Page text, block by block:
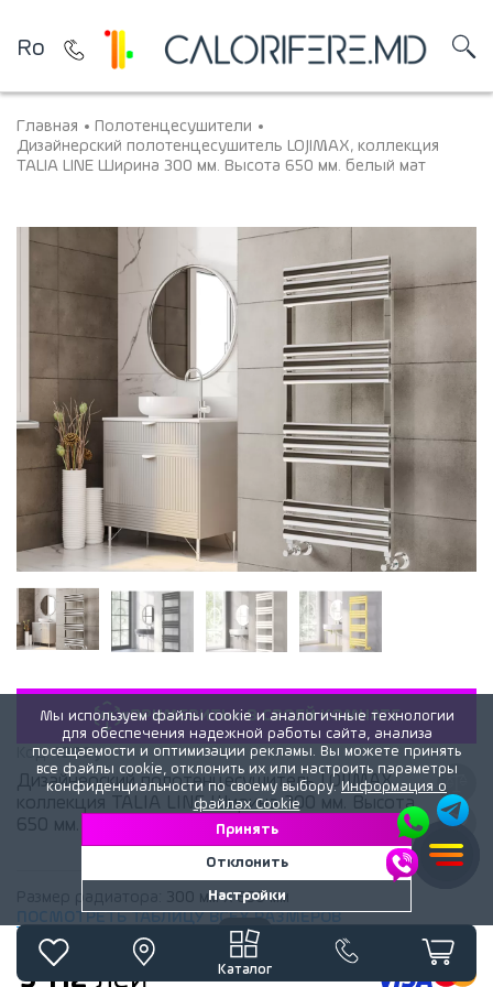
Ro
Каталог
Главная
Полотенцесушители
Дизайнерский полотенцесушитель LOJIMAX, коллекция
TALIA LINE Ширина 300 мм. Высота 650 мм. белый мат
«ПРИМЕРИТЬ» В СВОЕЙ КОМНАТЕ
Код:1990y
Дизайнерский полотенцесушитель LOJIMAX,
коллекция TALIA LINE Ширина 300 мм. Высота
650 мм. белый мат
300 мм x 650 мм
ПОСМОТРЕТЬ ТАБЛИЦУ ВСЕХ РАЗМЕРОВ
3 112лей
Мы используем файлы cookie и аналогичные технологии
для обеспечения надежной работы сайта, анализа
посещаемости и оптимизации рекламы. Вы можете принять
все файлы cookie, отклонить их или настроить параметры
конфиденциальности по своему выбору.Информация о
файлах Cookie
Принять
Отклонить
Настройки